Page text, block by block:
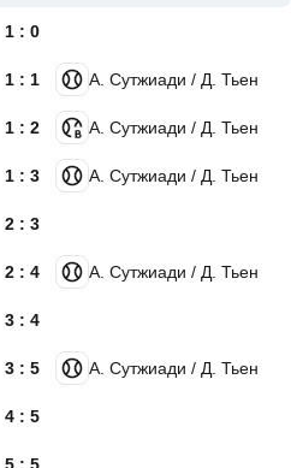
1 : 0
А. Сутжиади / Д. Тьен
1 : 1
А. Сутжиади / Д. Тьен
1 : 2
А. Сутжиади / Д. Тьен
1 : 3
2 : 3
А. Сутжиади / Д. Тьен
2 : 4
3 : 4
А. Сутжиади / Д. Тьен
3 : 5
4 : 5